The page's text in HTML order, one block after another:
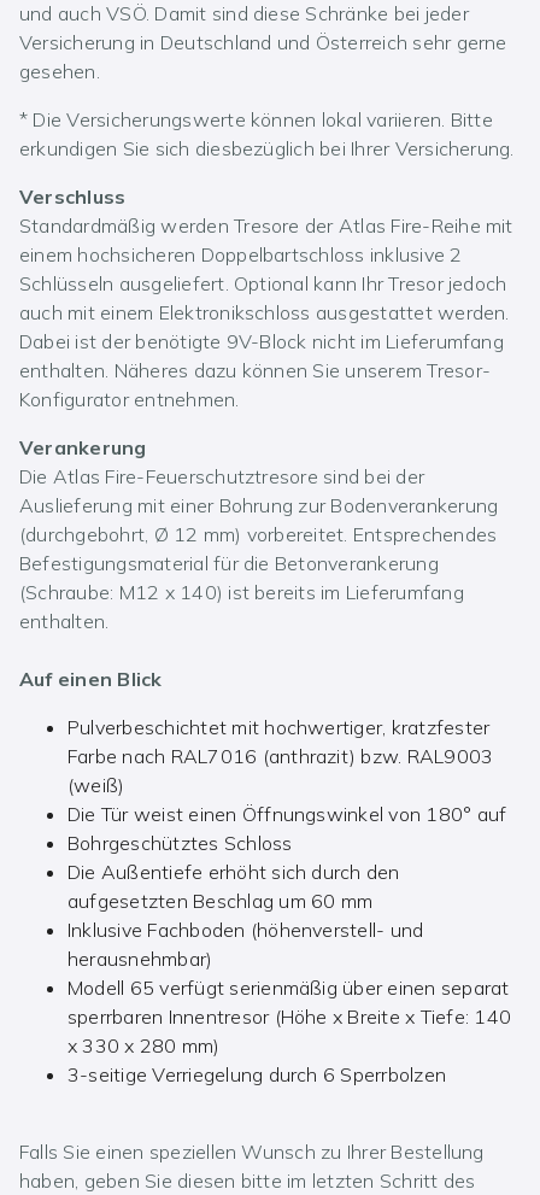
und auch VSÖ. Damit sind diese Schränke bei jeder
Versicherung in Deutschland und Österreich sehr gerne
gesehen.
* Die Versicherungswerte können lokal variieren. Bitte
erkundigen Sie sich diesbezüglich bei Ihrer Versicherung.
Verschluss
Standardmäßig werden Tresore der Atlas Fire-Reihe mit
einem hochsicheren Doppelbartschloss inklusive 2
Schlüsseln ausgeliefert. Optional kann Ihr Tresor jedoch
auch mit einem Elektronikschloss ausgestattet werden.
Dabei ist der benötigte 9V-Block nicht im Lieferumfang
enthalten. Näheres dazu können Sie unserem Tresor-
Konfigurator entnehmen.
Verankerung
Die Atlas Fire-Feuerschutztresore sind bei der
Auslieferung mit einer Bohrung zur Bodenverankerung
(durchgebohrt, Ø 12 mm) vorbereitet. Entsprechendes
Befestigungsmaterial für die Betonverankerung
(Schraube: M12 x 140) ist bereits im Lieferumfang
enthalten.
Auf einen Blick
Pulverbeschichtet mit hochwertiger, kratzfester
Farbe nach RAL7016 (anthrazit) bzw. RAL9003
(weiß)
Die Tür weist einen Öffnungswinkel von 180° auf
Bohrgeschütztes Schloss
Die Außentiefe erhöht sich durch den
aufgesetzten Beschlag um 60 mm
Inklusive Fachboden (höhenverstell- und
herausnehmbar)
Modell 65 verfügt serienmäßig über einen separat
sperrbaren Innentresor (Höhe x Breite x Tiefe: 140
x 330 x 280 mm)
3-seitige Verriegelung durch 6 Sperrbolzen
Falls Sie einen speziellen Wunsch zu Ihrer Bestellung
haben, geben Sie diesen bitte im letzten Schritt des